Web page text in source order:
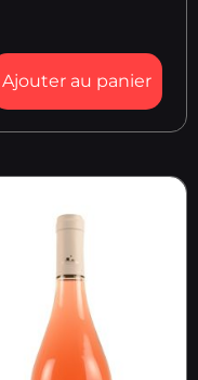
Ajouter au panier